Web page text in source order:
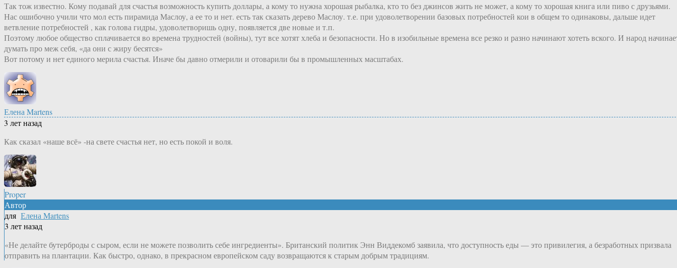
Так тож известно. Кому подавай для счастья возможность купить доллары, а кому то нужна хорошая рыбалка, кто то без джинсов жить не может, а кому то хорошая книга или пиво с друзьями.
Нас ошибочно учили что мол есть пирамида Маслоу, а ее то и нет. есть так сказать дерево Маслоу. т.е. при удоволетворении базовых потребностей кои в общем то одинаковы, дальше идет
ветвление потребностей , как голова гидры, удоволетворишь одну, появляется две новые и т.п.
Поэтому любое общество сплачивается во времена трудностей (войны), тут все хотят хлеба и безопасности. Но в изобильные времена все резко и разно начинают хотеть вского. И народ
думать про меж себя, «да они с жиру бесятся»
Вот потому и нет единого мерила счастья. Иначе бы давно отмерили и отоварили бы в промышленных масштабах.
Елена Martens
3 лет назад
Как сказал «наше всё» -на свете счастья нет, но есть покой и воля.
Proper
Автор
для Елена Martens
3 лет назад
«Не делайте бутерброды с сыром, если не можете позволить себе ингредиенты». Британский политик Энн Виддекомб заявила, что доступность еды — это привилегия, а безработных призвала
отправить на плантации. Как быстро, однако, в прекрасном европейском саду возвращаются к старым добрым традициям.